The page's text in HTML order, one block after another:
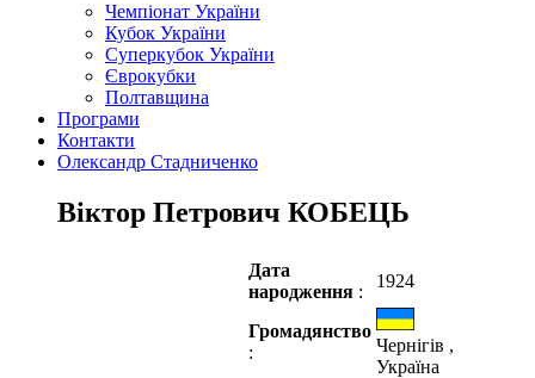
Чемпіонат України
Кубок України
Суперкубок України
Єврокубки
Полтавщина
Програми
Контакти
Олександр Стадниченко
Віктор Петрович КОБЕЦЬ
Дата
народження :
1924
Громадянство
:
Чернігів ,
Україна